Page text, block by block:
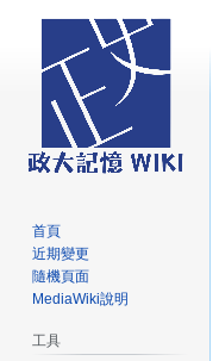
首頁
近期變更
隨機頁面
MediaWiki說明
工具